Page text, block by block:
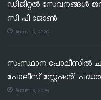
ഡിജിറ്റൽ സേവനങ്ങൾ
സി പി ജോൺ
August 6, 2026
സംസ്ഥാന പോലീസിൽ
പോലീസ് സ്റ്റേഷൻ’
August 6, 2026